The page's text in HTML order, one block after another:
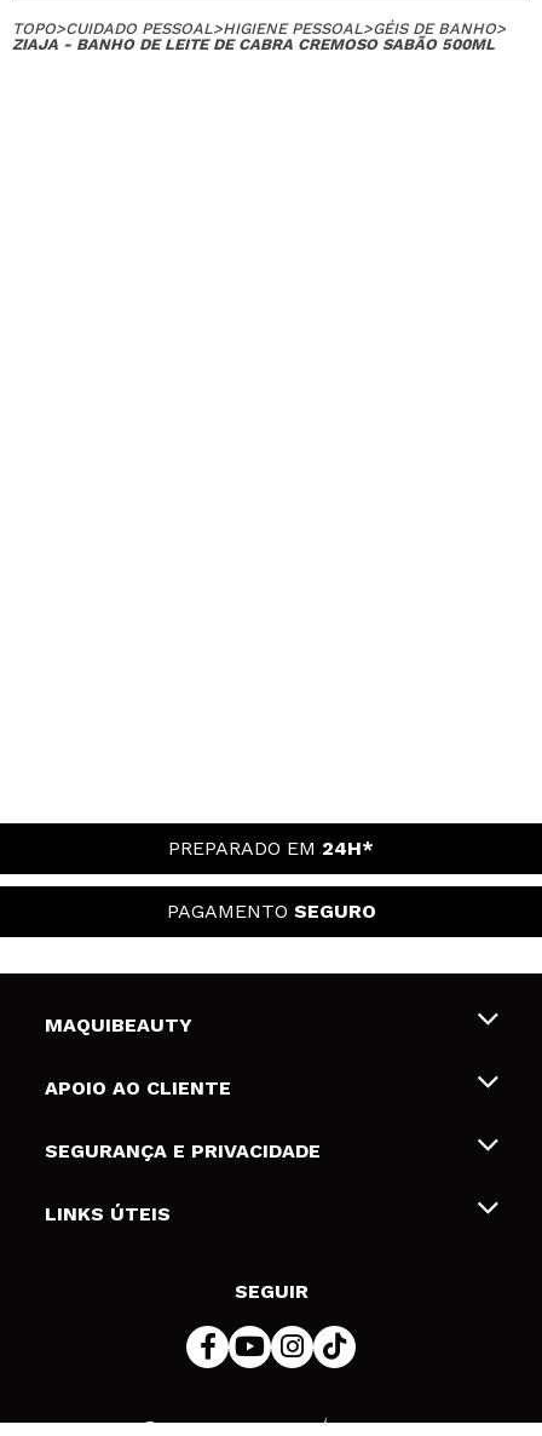
TOPO>CUIDADO PESSOAL>HIGIENE PESSOAL>GÉIS DE BANHO>
ZIAJA - BANHO DE LEITE DE CABRA CREMOSO SABÃO 500ML
PREPARADO EM 24H*
PAGAMENTO SEGURO
MAQUIBEAUTY
Sobre nós
Gift Cards
APOIO AO CLIENTE
Envios e Devoluções
Formas de pagamento
SEGURANÇA E PRIVACIDADE
Termos e Privacidade
LINKS ÚTEIS
SEGUIR